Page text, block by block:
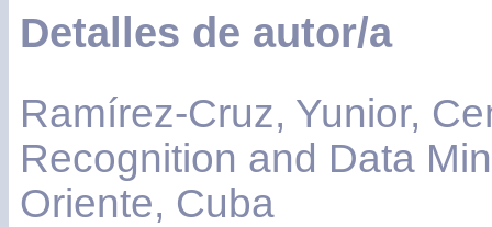
Detalles de autor/a
Ramírez-Cruz, Yunior,
Recognition and Data
Oriente, Cuba